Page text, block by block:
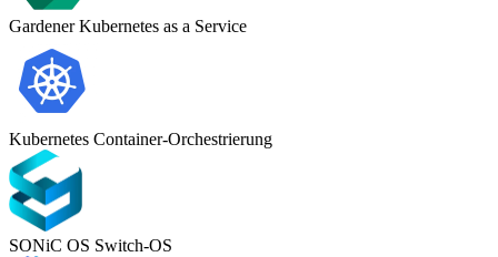
Gardener Kubernetes as a Service
Kubernetes Container-Orchestrierung
SONiC OS Switch-OS